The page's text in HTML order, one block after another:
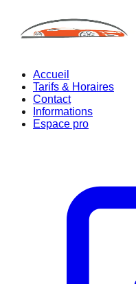
Accueil
Tarifs & Horaires
Contact
Informations
Espace pro